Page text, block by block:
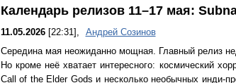
Календарь релизов 11–17 мая:
11.05.2026[22:31],
Андрей Созинов
Середина мая неожиданно мощная. Главный релиз
Но кроме неё хватает интересного: космический
Call of the Elder Gods и несколько необычных инди-